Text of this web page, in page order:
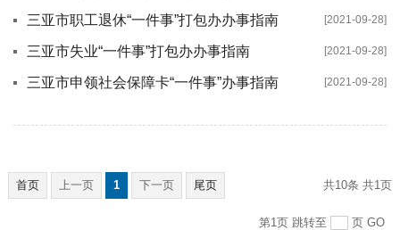
[2021-09-28]
三亚市职工退休“一件事”打包办办事指南
[2021-09-28]
三亚市失业“一件事”打包办办事指南
[2021-09-28]
三亚市申领社会保障卡“一件事”办事指南
首页 上一页 1 下一页 尾页 共1页
共10条
跳转至 页 GO
第1页